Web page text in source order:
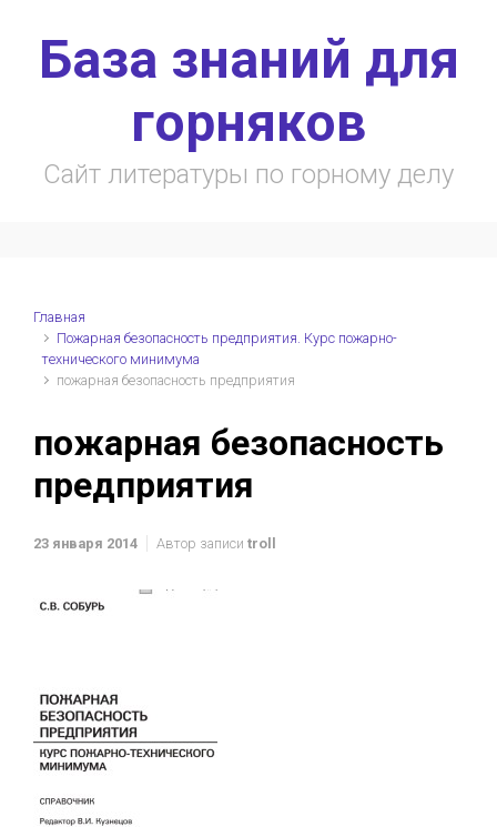
База знаний для
горняков
Сайт литературы по горному делу
Главная
Пожарная безопасность предприятия. Курс пожарно-
технического минимума
пожарная безопасность предприятия
пожарная безопасность
предприятия
23 января 2014 Автор записи troll